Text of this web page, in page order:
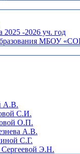
2025 -2026 уч. год
МБОУ
А.В.
С.И.
О.П.
А.В.
С.Г.
Сергеевой Э.Н.